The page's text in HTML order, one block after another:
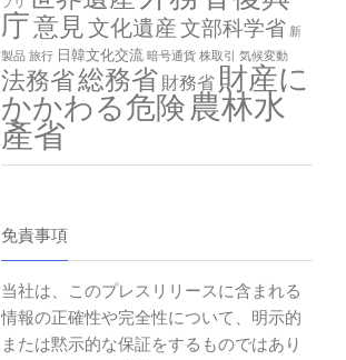
庁意見文化遺産文部科学省 新
製品 旅行 日韓文化交流 暗号通貨 株取引 気候変動
法務省総務省 財務省 財産に
かかわる危険農林水
產省
免責事項
当社は、このプレスリリースに含まれる
情報の正確性や完全性について、明示的
または黙示的な保証をするものではあり